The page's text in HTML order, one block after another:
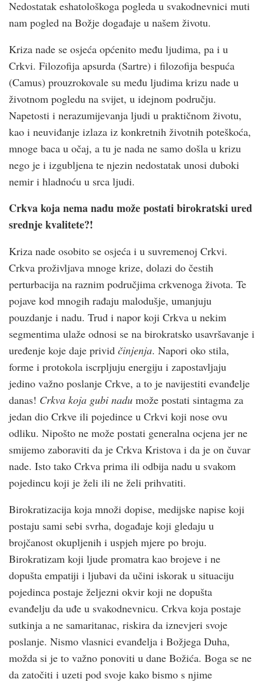
Nedostatak eshatološkoga pogleda u svakodnevnici muti
nam pogled na Božje događaje u našem životu.
Kriza nade se osjeća općenito među ljudima, pa i u
Crkvi. Filozofija apsurda (Sartre) i filozofija bespuća
(Camus) prouzrokovale su među ljudima krizu nade u
životnom pogledu na svijet, u idejnom području.
Napetosti i nerazumijevanja ljudi u praktičnom životu,
kao i neuviđanje izlaza iz konkretnih životnih poteškoća,
mnoge baca u očaj, a tu je nada ne samo došla u krizu
nego je i izgubljena te njezin nedostatak unosi duboki
nemir i hladnoću u srca ljudi.
Crkva koja nema nadu može postati birokratski ured
srednje kvalitete?!
Kriza nade osobito se osjeća i u suvremenoj Crkvi.
Crkva proživljava mnoge krize, dolazi do čestih
perturbacija na raznim područjima crkvenoga života. Te
pojave kod mnogih rađaju malodušje, umanjuju
pouzdanje i nadu. Trud i napor koji Crkva u nekim
segmentima ulaže odnosi se na birokratsko usavršavanje i
uređenje koje daje privid činjenja. Napori oko stila,
forme i protokola iscrpljuju energiju i zapostavljaju
jedino važno poslanje Crkve, a to je navijestiti evanđelje
danas! Crkva koja gubi nadu može postati sintagma za
jedan dio Crkve ili pojedince u Crkvi koji nose ovu
odliku. Nipošto ne može postati generalna ocjena jer ne
smijemo zaboraviti da je Crkva Kristova i da je on čuvar
nade. Isto tako Crkva prima ili odbija nadu u svakom
pojedincu koji je želi ili ne želi prihvatiti.
Birokratizacija koja množi dopise, medijske napise koji
postaju sami sebi svrha, događaje koji gledaju u
brojčanost okupljenih i uspjeh mjere po broju.
Birokratizam koji ljude promatra kao brojeve i ne
dopušta empatiji i ljubavi da učini iskorak u situaciju
pojedinca postaje željezni okvir koji ne dopušta
evanđelju da uđe u svakodnevnicu. Crkva koja postaje
sutkinja a ne samaritanac, riskira da iznevjeri svoje
poslanje. Nismo vlasnici evanđelja i Božjega Duha,
možda si je to važno ponoviti u dane Božića. Boga se ne
da zatočiti i uzeti pod svoje kako bismo s njime